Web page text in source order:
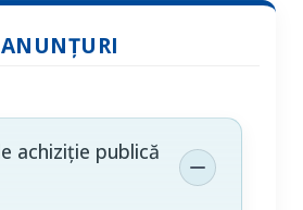
ANUNȚURI
achiziție publică